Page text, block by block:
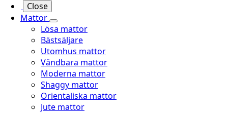
Close
Mattor
Lösa mattor
Bästsäljare
Utomhus mattor
Vändbara mattor
Moderna mattor
Shaggy mattor
Orientaliska mattor
Jute mattor